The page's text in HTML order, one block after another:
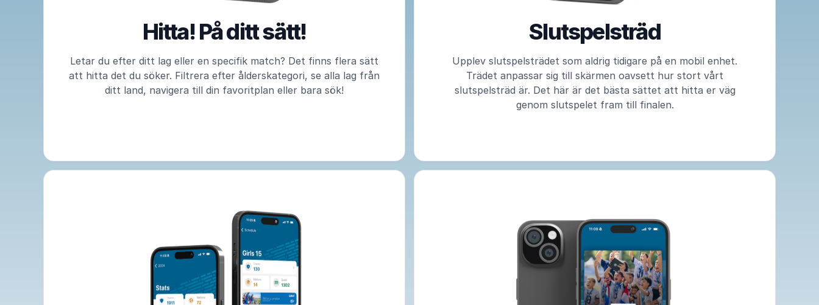
Hitta! På ditt sätt!
Letar du efter ditt lag eller en specifik match? Det finns flera sätt
att hitta det du söker. Filtrera efter ålderskategori, se alla lag från
ditt land, navigera till din favoritplan eller bara sök!
Slutspelsträd
Upplev slutspelsträdet som aldrig tidigare på en mobil enhet.
Trädet anpassar sig till skärmen oavsett hur stort vårt
slutspelsträd är. Det här är det bästa sättet att hitta er väg
genom slutspelet fram till finalen.